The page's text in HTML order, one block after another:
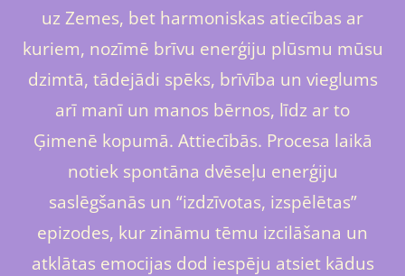
uz Zemes, bet harmoniskas atiecības ar
kuriem, nozīmē brīvu enerģiju plūsmu mūsu
dzimtā, tādejādi spēks, brīvība un vieglums
arī manī un manos bērnos, līdz ar to
Ģimenē kopumā. Attiecībās. Procesa laikā
notiek spontāna dvēseļu enerģiju
saslēgšanās un “izdzīvotas, izspēlētas”
epizodes, kur zināmu tēmu izcilāšana un
atklātas emocijas dod iespēju atsiet kādus